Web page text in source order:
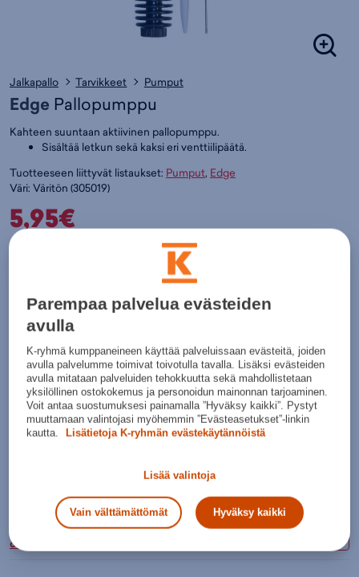
Jalkapallo Tarvikkeet Pumput
Edge Pallopumppu
Kahteen suuntaan aktiivinen pallopumppu.
Sisältää letkun sekä kaksi eri venttiilipäätä.
Tuotteeseen liittyvät listaukset: Pumput, Edge
Väri: Väritön (305019)
5,95€
Väritön
Lisää ostoskoriin
Tarkista saatavuus ja nouda myymälästä
Verkkokauppa: SaatavillaMyymälät: Saatavilla
Budget Sport Espoo,
Hyvä
Nouda myymälästä
Hyvä
saatavuus
Budget Sport Jyväskylä, K-
citymarket Seppälä
Hyvä
Parempaa palvelua evästeiden
avulla
K-ryhmä kumppaneineen käyttää palveluissaan evästeitä, joiden
avulla palvelumme toimivat toivotulla tavalla. Lisäksi evästeiden
avulla mitataan palveluiden tehokkuutta sekä mahdollistetaan
yksilöllinen ostokokemus ja personoidun mainonnan tarjoaminen.
Voit antaa suostumuksesi painamalla ”Hyväksy kaikki”. Pystyt
muuttamaan valintojasi myöhemmin ”Evästeasetukset”-linkin
kautta.
Lisätietoja K-ryhmän evästekäytännöistä
Lisää valintoja
Vain välttämättömät Hyväksy kaikki